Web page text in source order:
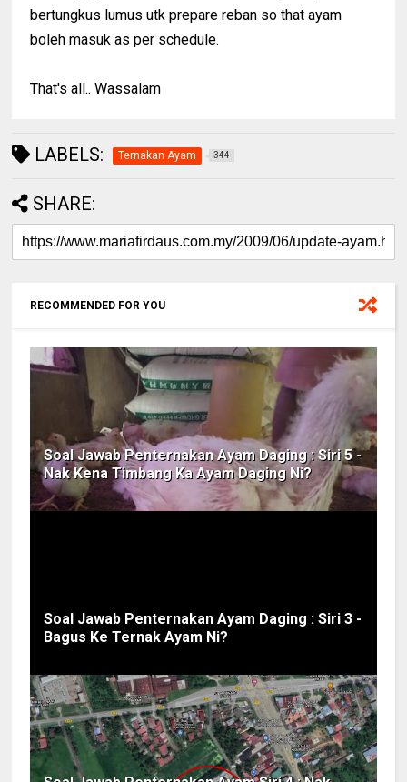
bertungkus lumus utk prepare reban so that ayam
boleh masuk as per schedule.
That's all.. Wassalam
LABELS: Ternakan Ayam 344
SHARE:
RECOMMENDED FOR YOU
Soal Jawab Penternakan Ayam Daging : Siri 5 -
Nak Kena Timbang Ka Ayam Daging Ni?
Soal Jawab Penternakan Ayam Daging : Siri 3 -
Bagus Ke Ternak Ayam Ni?